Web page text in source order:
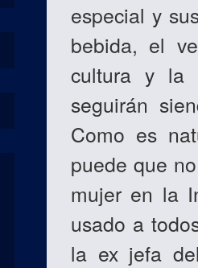
especial y
bebida, el
cultura y la
seguirán
Como es
puede que
mujer en la
usado a
la ex jefa